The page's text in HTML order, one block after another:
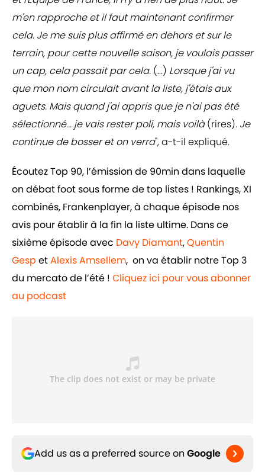
m'en rapproche et il faut maintenant confirmer
cela. Je me suis plus affirmé en dehors et sur le
terrain, pour cette nouvelle saison, je voulais passer
un cap, cela passait par cela. (...) Lorsque j'ai vu
que mon nom circulait avant la liste, j'étais aux
aguets. Mais quand j'ai appris que je n'ai pas été
sélectionné... je vais rester poli, mais voilà(rires). Je
continue de bosser et on verra", a-t-il expliqué.
Écoutez Top 90, l’émission de 90min dans laquelle
on débat foot sous forme de top listes ! Rankings, XI
combinés, Frankenplayer, à chaque épisode nos
avis pour établir à la fin la liste ultime. Dans ce
sixième épisode avec Davy Diamant,Quentin
Gesp etAlexis Amsellem, on va établir notre Top 3
du mercato de l’été ! Cliquez ici pour vous abonner
au podcast
Add us as a preferred source on Google